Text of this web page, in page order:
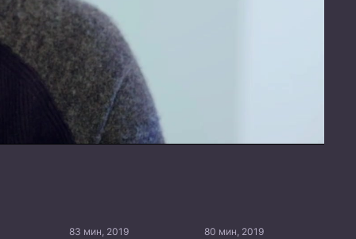
83 мин, 2019 80 мин, 2019